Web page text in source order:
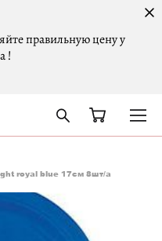
правильную цену у
!
royal blue 17см 8шт/a